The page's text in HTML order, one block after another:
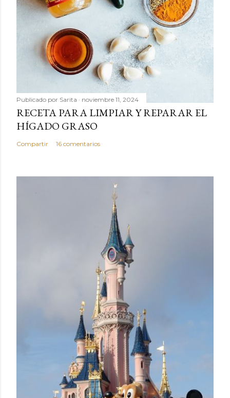
Publicado por Sarita noviembre 11, 2024
RECETA PARA LIMPIAR Y REPARAR EL
HÍGADO GRASO
Compartir 16 comentarios